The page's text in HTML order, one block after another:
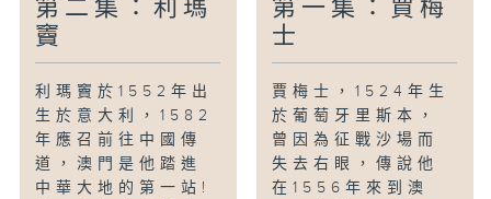
第二集：利瑪
竇
利瑪竇於1552年出
生於意大利，1582
年應召前往中國傳
道，澳門是他踏進
中華大地的第一站!
第一集：賈梅
士
賈梅士，1524年生
於葡萄牙里斯本，
曾因為征戰沙場而
失去右眼，傳說他
在1556年來到澳